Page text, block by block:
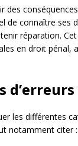
des
de connaître ses
réparation.
en droit
les différentes
notamment citer :